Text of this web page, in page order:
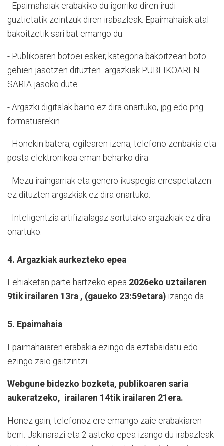
- Epaimahaiak erabakiko du igorriko diren irudi
guztietatik zeintzuk diren irabazleak. Epaimahaiak atal
bakoitzetik sari bat emango du.
- Publikoaren botoei esker, kategoria bakoitzean boto
gehien jasotzen dituzten argazkiak PUBLIKOAREN
SARIA jasoko dute.
- Argazki digitalak baino ez dira onartuko, jpg edo png
formatuarekin.
- Honekin batera, egilearen izena, telefono zenbakia eta
posta elektronikoa eman beharko dira.
- Mezu iraingarriak eta genero ikuspegia errespetatzen
ez dituzten argazkiak ez dira onartuko.
- Inteligentzia artifizialagaz sortutako argazkiak ez dira
onartuko.
4. Argazkiak aurkezteko epea
Lehiaketan parte hartzeko epea 2026eko uztailaren
9tik irailaren 13ra , (gaueko 23:59etara) izango da.
5. Epaimahaia
Epaimahaiaren erabakia ezingo da eztabaidatu edo
ezingo zaio gaitziritzi.
Webgune bidezko bozketa, publikoaren saria
aukeratzeko, irailaren 14tik irailaren 21era.
Honez gain, telefonoz ere emango zaie erabakiaren
berri. Jakinarazi eta 2 asteko epea izango du irabazleak